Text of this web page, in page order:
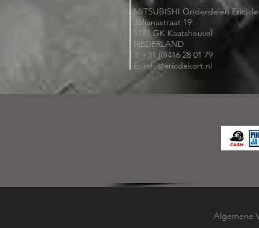
MITSUBISHI Onderdelen Eric
Julianastraat 19
5171 GK Kaatsheuvel
NEDERLAND
T: +31 (0)416 28 01 79
E: info@ericdekort.nl
Algemene